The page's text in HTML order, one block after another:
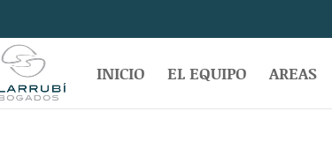
INICIO EL EQUIPO AREAS